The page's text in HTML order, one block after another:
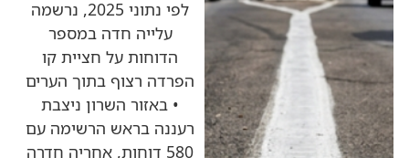
לפי נתוני 2025, נרשמה
עלייה חדה במספר
הדוחות על חציית קו
הפרדה רצוף בתוך הערים
• באזור השרון ניצבת
רעננה בראש הרשימה עם
580 דוחות, אחריה חדרה